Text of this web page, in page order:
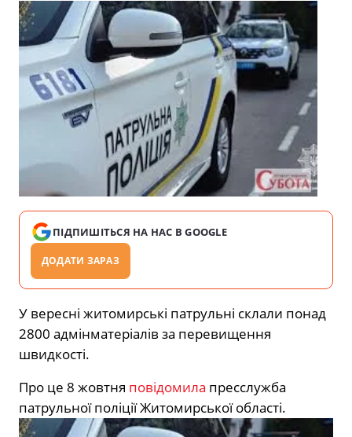
ПІДПИШІТЬСЯ НА НАС В GOOGLE
ДОДАТИ ЗАРАЗ
У вересні житомирські патрульні склали понад
2800 адмінматеріалів за перевищення
швидкості.
Про це 8 жовтня повідомила пресслужба
патрульної поліції Житомирської області.